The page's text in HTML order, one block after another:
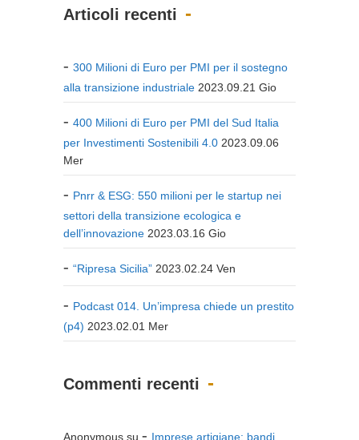
Articoli recenti
300 Milioni di Euro per PMI per il sostegno
alla transizione industriale 2023.09.21 Gio
400 Milioni di Euro per PMI del Sud Italia
per Investimenti Sostenibili 4.0 2023.09.06
Mer
Pnrr & ESG: 550 milioni per le startup nei
settori della transizione ecologica e
dell’innovazione 2023.03.16 Gio
“Ripresa Sicilia” 2023.02.24 Ven
Podcast 014. Un’impresa chiede un prestito
(p4) 2023.02.01 Mer
Commenti recenti
Anonymous su
Imprese artigiane: bandi